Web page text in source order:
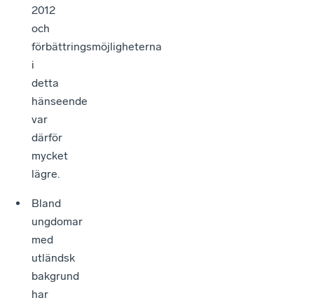
2012
och
förbättringsmöjligheterna
i
detta
hänseende
var
därför
mycket
lägre.
Bland
ungdomar
med
utländsk
bakgrund
har